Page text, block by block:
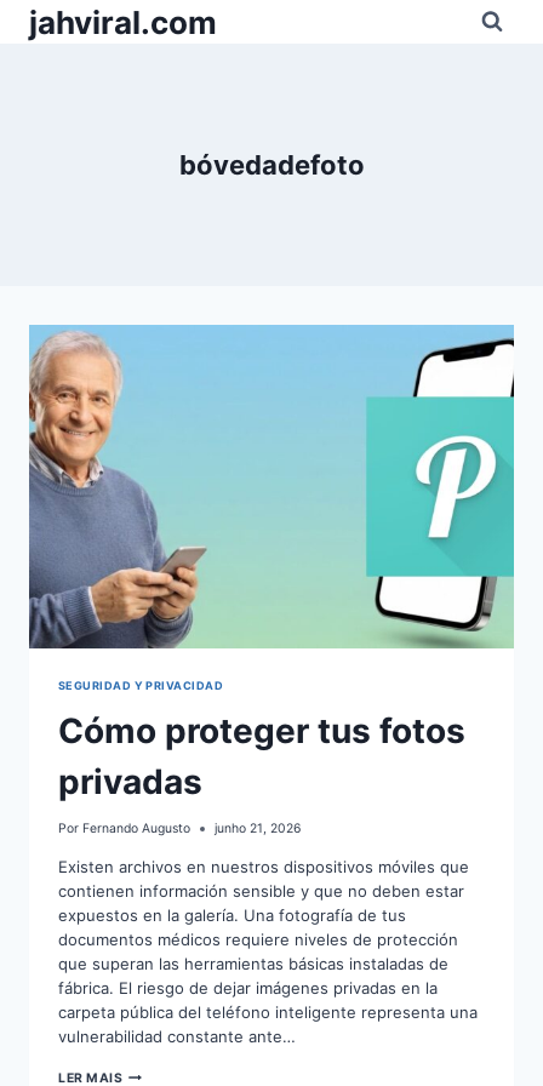
Pular
parajahviral.com
bóvedadefoto
SEGURIDAD Y PRIVACIDAD
Cómo proteger tus fotos
privadas
Por Fernando Augusto junho 21, 2026
Existen archivos en nuestros dispositivos móviles que
contienen información sensible y que no deben estar
expuestos en la galería. Una fotografía de tus
documentos médicos requiere niveles de protección
que superan las herramientas básicas instaladas de
fábrica. El riesgo de dejar imágenes privadas en la
carpeta pública del teléfono inteligente representa una
vulnerabilidad constante ante…
LER MAISCÓMO